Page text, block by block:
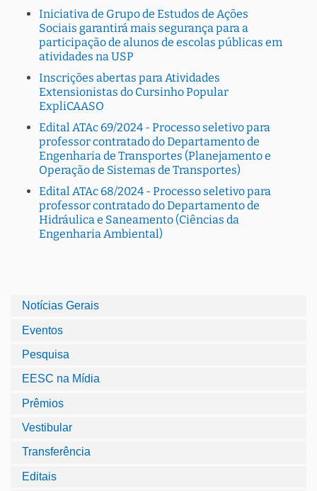
Iniciativa de Grupo de Estudos de Ações
Sociais garantirá mais segurança para a
participação de alunos de escolas públicas em
atividades na USP
Inscrições abertas para Atividades
Extensionistas do Cursinho Popular
ExpliCAASO
Edital ATAc 69/2024 - Processo seletivo para
professor contratado do Departamento de
Engenharia de Transportes (Planejamento e
Operação de Sistemas de Transportes)
Edital ATAc 68/2024 - Processo seletivo para
professor contratado do Departamento de
Hidráulica e Saneamento (Ciências da
Engenharia Ambiental)
Notícias Gerais
Eventos
Pesquisa
EESC na Mídia
Prêmios
Vestibular
Transferência
Editais